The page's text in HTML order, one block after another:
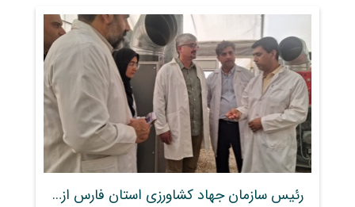
رئیس سازمان جهاد کشاورزی استان فارس از گلخانه تولید نهال و پیوندک عاری از ویروس مرکبات ایستگاه تحقیقات کشاورزی داراب بازدید کرد